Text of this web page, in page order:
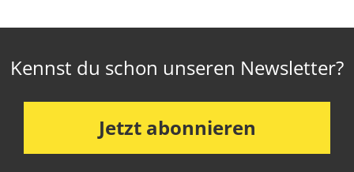
Kennst du schon unseren Newsletter?
Jetzt abonnieren